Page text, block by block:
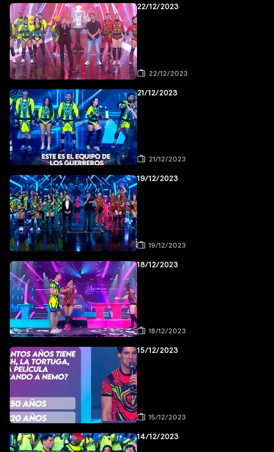
22/12/2023
22/12/2023
21/12/2023
21/12/2023
19/12/2023
19/12/2023
18/12/2023
18/12/2023
15/12/2023
15/12/2023
14/12/2023